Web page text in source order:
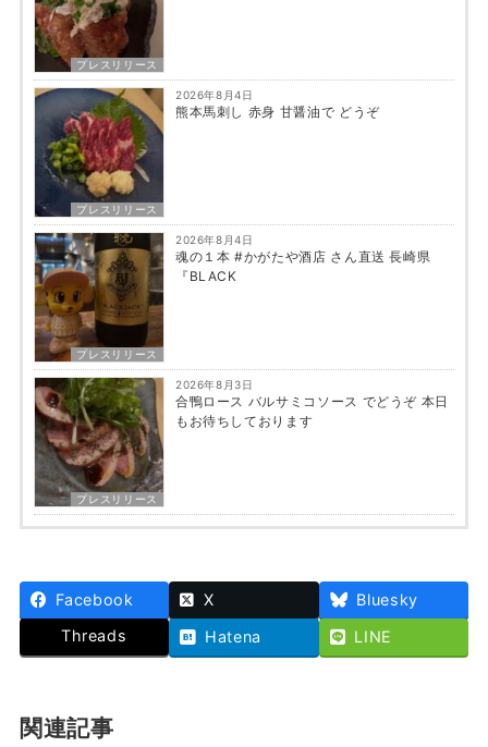
プレスリリース
プレスリリース
2026年8月4日
熊本馬刺し 赤身 甘醤油で どうぞ
プレスリリース
2026年8月4日
魂の１本 #かがたや酒店 さん直送 長崎県
『BLACK
プレスリリース
2026年8月3日
合鴨ロース バルサミコソース でどうぞ 本日
もお待ちしております
Facebook X
Bluesky
Threads
Hatena LINE
関連記事